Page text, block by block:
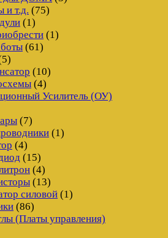
и т.д. (75)
(1)
(1)
(61)
(10)
(4)
Усилитель (ОУ)
(7)
(1)
(4)
(15)
(4)
(13)
силовой (1)
(86)
(Платы управления)